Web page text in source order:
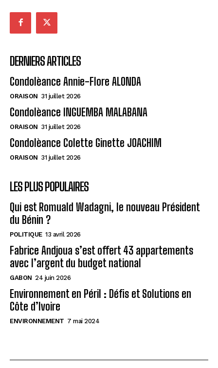
DERNIERS ARTICLES
Condolèance Annie-Flore ALONDA
ORAISON 31 juillet 2026
Condolèance INGUEMBA MALABANA
ORAISON 31 juillet 2026
Condolèance Colette Ginette JOACHIM
ORAISON 31 juillet 2026
LES PLUS POPULAIRES
Qui est Romuald Wadagni, le nouveau Président
du Bénin ?
POLITIQUE 13 avril 2026
Fabrice Andjoua s’est offert 43 appartements
avec l’argent du budget national
GABON 24 juin 2026
Environnement en Péril : Défis et Solutions en
Côte d’Ivoire
ENVIRONNEMENT 7 mai 2024